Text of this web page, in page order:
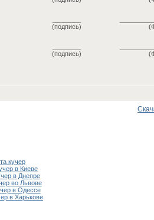
(подпись)
(подпись)
кучер
в Киеве
в Днепре
во Львове
в Одессе
в Харькове